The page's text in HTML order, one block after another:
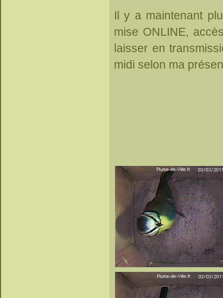
Il y a maintenant
mise ONLINE,
laisser en
midi selon ma